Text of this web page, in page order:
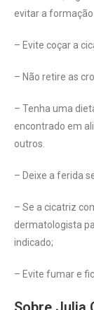
evitar a formação
– Evite coçar a
– Não retire as
– Tenha uma
encontrado em
outros.
– Deixe a ferida
– Se a cicatriz
dermatologista
indicado;
– Evite fumar e